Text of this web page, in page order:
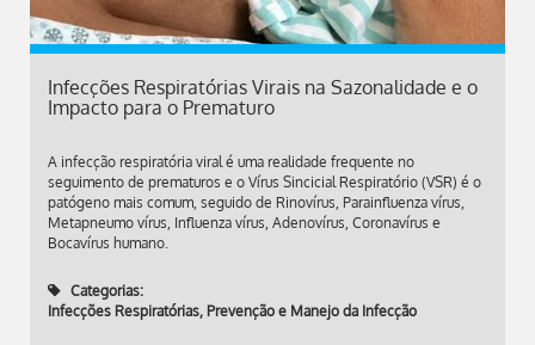
Infecções Respiratórias Virais na Sazonalidade e o
Impacto para o Prematuro
A infecção respiratória viral é uma realidade frequente no
seguimento de prematuros e o Vírus Sincicial Respiratório (VSR) é o
patógeno mais comum, seguido de Rinovírus, Parainfluenza vírus,
Metapneumo vírus, Influenza vírus, Adenovírus, Coronavírus e
Bocavírus humano.
Categorias:
Infecções Respiratórias, Prevenção e Manejo da Infecção